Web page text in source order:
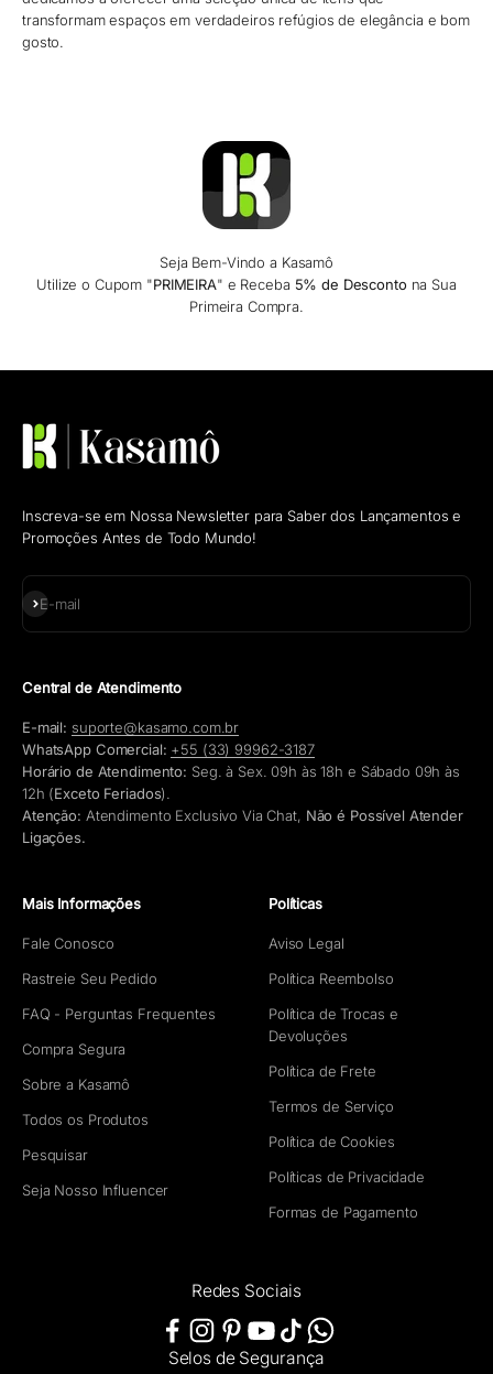
transformam espaços em verdadeiros refúgios de elegância e bom
gosto.
Seja Bem-Vindo a Kasamô
Utilize o Cupom "PRIMEIRA" e Receba 5% de Desconto na Sua
Primeira Compra.
Inscreva-se em Nossa Newsletter para Saber dos Lançamentos e
Promoções Antes de Todo Mundo!
E-mail
Assinar
Central de Atendimento
E-mail: suporte@kasamo.com.br
WhatsApp Comercial: +55 (33) 99962-3187
Horário de Atendimento: Seg. à Sex. 09h às 18h e Sábado 09h às
12h (Exceto Feriados).
Atenção: Atendimento Exclusivo Via Chat, Não é Possível Atender
Ligações.
Mais Informações
Fale Conosco
Rastreie Seu Pedido
FAQ - Perguntas Frequentes
Compra Segura
Sobre a Kasamô
Todos os Produtos
Pesquisar
Seja Nosso Influencer
Políticas
Aviso Legal
Política Reembolso
Política de Trocas e
Devoluções
Política de Frete
Termos de Serviço
Política de Cookies
Políticas de Privacidade
Formas de Pagamento
Redes Sociais
Selos de Segurança